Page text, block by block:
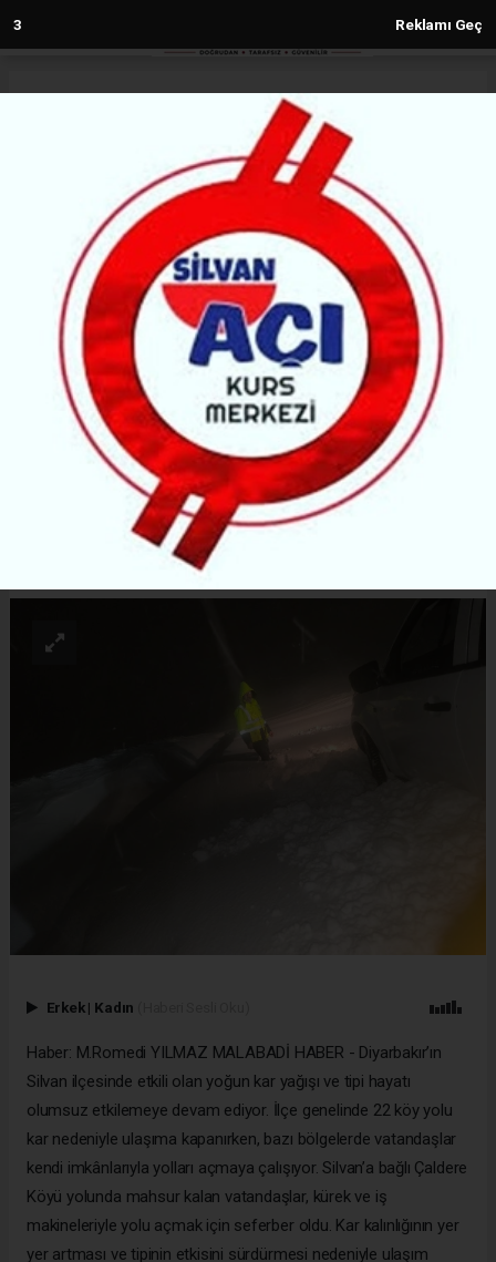
2 Reklamı Geç
Silvan’da Kar Alarmı: 22 Köy Yolu
Ulaşıma Kapandı
SILVAN
01.01.2026 - 17:18, Güncelleme: 01.01.2026 - 17:21
77688+ kez okundu.
Silvan’da etkili olan yoğun kar yağışı nedeniyle ilçe
genelinde 22 köy yolu ulaşıma kapandı. Çaldere
Köyü’nde vatandaşlar kendi imkânlarıyla yolu
açmaya çalışırken, mahsur kalan 112 Acil ekipleri iş
makineleriyle kurtarıldı.
Erkek | Kadın
Haber: M.Romedi YILMAZ MALABADİ HABER - Diyarbakır’ın
Silvan ilçesinde etkili olan yoğun kar yağışı ve tipi hayatı
olumsuz etkilemeye devam ediyor. İlçe genelinde 22 köy yolu
kar nedeniyle ulaşıma kapanırken, bazı bölgelerde vatandaşlar
kendi imkânlarıyla yolları açmaya çalışıyor. Silvan’a bağlı Çaldere
Köyü yolunda mahsur kalan vatandaşlar, kürek ve iş
makineleriyle yolu açmak için seferber oldu. Kar kalınlığının yer
yer artması ve tipinin etkisini sürdürmesi nedeniyle ulaşım